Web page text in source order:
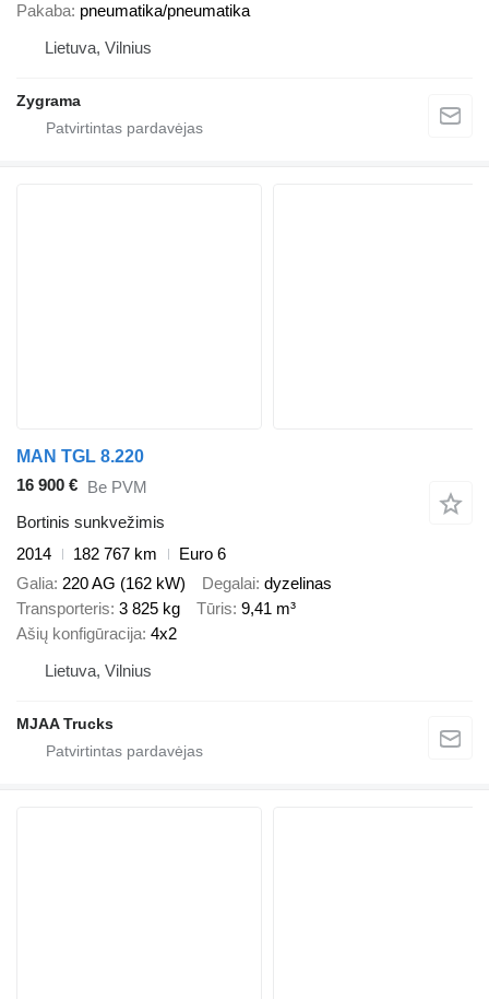
Pakaba pneumatika/pneumatika
Lietuva, Vilnius
Zygrama
MAN TGL 8.220
16 900 € Be PVM
Bortinis sunkvežimis
2014
182 767 km
Euro 6
Galia 220 AG (162 kW) Degalai dyzelinas
Transporteris 3 825 kg Tūris 9,41 m³
Ašių konfigūracija 4x2
Lietuva, Vilnius
MJAA Trucks